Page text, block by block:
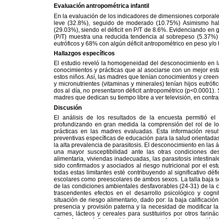
Evaluación antropométrica infantil
En la evaluación de los indicadores de dimensiones
leve (32.8%), seguido de moderado (10.75%) Asimismo
(29.03%), siendo el déficit en P/T de 8.6%. Evidenciando
(P/T) muestra una reducida tendencia al sobrepeso
eutróficos y 68% con algún déficit antropométrico en peso y/o
Hallazgos específicos
El estudio reveló la homogeneidad del desconocimiento
conocimientos y prácticas que al asociarse con un mejor
estos niños. Así, las madres que tenían conocimientos y
y micronutrientes (vitaminas y minerales) tenían hijos
dos al día, no presentaron déficit antropométrico
madres que dedican su tiempo libre a ver televisión, en
Discusión
El análisis de los resultados de la encuesta permitió
profundizando en gran medida la comprensión del rol de
prácticas en las madres evaluadas. Esta información
preventivas específicas de educación para la salud
la alta prevalencia de parasitosis. El desconocimiento en
una mayor susceptibilidad ante las otras condiciones
alimentaria, viviendas inadecuadas, las parasitosis
sido confirmados y asociados al riesgo nutricional por el
todas estas limitantes esté contribuyendo al significativo
escolares como preescolares de ambos sexos. La talla baja
de las condiciones ambientales desfavorables (24-31) de
trascendentes efectos en el desarrollo psicológico y
situación de riesgo alimentario, dado por: la baja
presencia y provisión paterna y la necesidad de modificar
carnes, lácteos y cereales para sustituirlos por otros